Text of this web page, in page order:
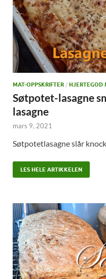
MAT-OPPSKRIFTER / HJERTEGOD
Søtpotet-lasagne
lasagne
mars 9, 2021
Søtpotetlasagne slår
LES HELE ARTIKKELEN